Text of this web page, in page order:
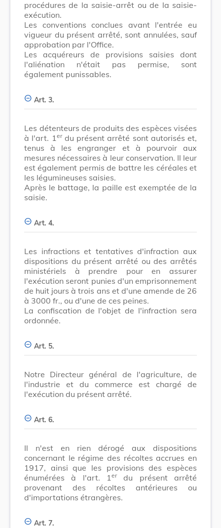
procédures de la saisie-arrêt ou de la saisie-
exécution.
Les conventions conclues avant l'entrée eu
vigueur du présent arrêté, sont annulées, sauf
approbation par l'Office.
Les acquéreurs de provisions saisies dont
l'aliénation n'était pas permise, sont
également punissables.
Art. 3.
Les détenteurs de produits des espèces visées
à l'art. 1 erdu présent arrêté sont autorisés et,
tenus à les engranger et à pourvoir aux
mesures nécessaires à leur conservation. Il leur
est également permis de battre les céréales et
les légumineuses saisies.
Après le battage, la paille est exemptée de la
saisie.
Art. 4.
Les infractions et tentatives d'infraction aux
dispositions du présent arrêté ou des arrêtés
ministériels à prendre pour en assurer
l'exécution seront punies d'un emprisonnement
de huit jours à trois ans et d'une amende de 26
à 3000 fr., ou d'une de ces peines.
La confiscation de l'objet de l'infraction sera
ordonnée.
Art. 5.
Notre Directeur général de l'agriculture, de
l'industrie et du commerce est chargé de
l'exécution du présent arrêté.
Art. 6.
Il n'est en rien dérogé aux dispositions
concernant le régime des récoltes accrues en
1917, ainsi que les provisions des espèces
énumérées à l'art. 1 erdu présent arrêté
provenant des récoltes antérieures ou
d'importations étrangères.
Art. 7.